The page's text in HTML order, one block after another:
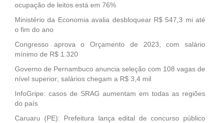
ocupação de leitos está em 76%
Ministério da Economia avalia desbloquear R$ 547,3 mi até
o fim do ano
Congresso aprova o Orçamento de 2023, com salário
mínimo de R$ 1.320
Governo de Pernambuco anuncia seleção com 108 vagas de
nível superior; salários chegam a R$ 3,4 mil
InfoGripe: casos de SRAG aumentam em todas as regiões
do país
Caruaru (PE): Prefeitura lança edital de concurso público